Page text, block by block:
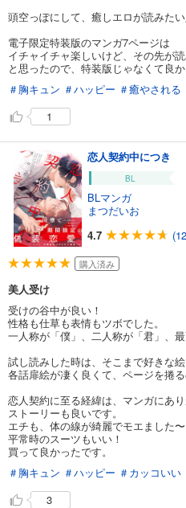
頭空っぽにして、癒しエロが読みた
電子限定特装版のマンガ7ページは
イチャイチャ楽しいけど、その先が
と思ったので、特装版じゃなくて良か
＃胸キュン ＃ハッピー ＃癒やされる
1
恋人契約中につき
BL
BLマンガ
まつだいお
4.7
購入済み
美人受け
受けの谷中が良い！
性格も仕草も表情もツボでした。
一人称が「僕」、二人称が「君」、最
試し読みした時は、そこまで好きな
各話扉絵が凄く良くて、ページを捲
恋人契約に至る経緯は、マンガにあ
ストーリーも良いです。
エチも、体の線が綺麗でモエました〜
平常時のスーツもいい！
買って良かったです。
＃胸キュン ＃ハッピー ＃カッコいい
3